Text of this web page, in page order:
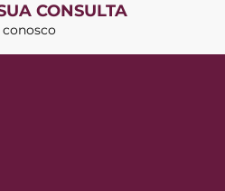
CONSULTA